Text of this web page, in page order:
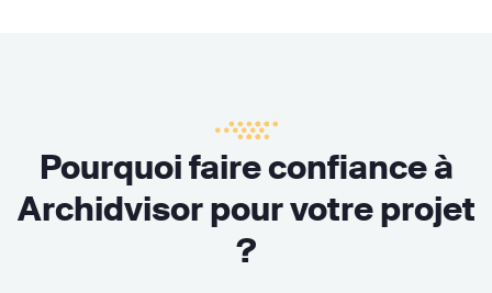
Pourquoi faire confiance à
Archidvisor pour votre projet
?